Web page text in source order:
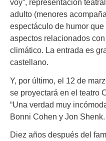
voy”, representación
adulto (menores
espectáculo de humor
aspectos relacionados
climático. La entrada es
castellano.
Y, por último, el 12 de
se proyectará en el teatro
“Una verdad muy
Bonni Cohen y Jon Shenk.
Diez años después del